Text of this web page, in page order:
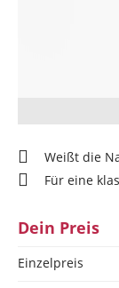
Weißt die
Für eine
Dein Preis
Einzelpreis